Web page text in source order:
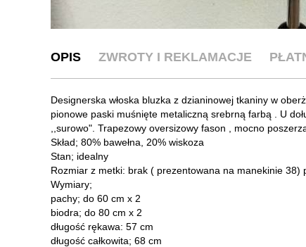
OPIS ZWROTY I REKLAMACJE
Designerska włoska bluzka z dzianinowej tkaniny w
pionowe paski muśnięte metaliczną srebrną farbą . U
,,surowo". Trapezowy oversizowy fason , mocno
Skład; 80% bawełna, 20% wiskoza
Stan; idealny
Rozmiar z metki: brak ( prezentowana na manekinie 38)
Wymiary;
pachy; do 60 cm x 2
biodra; do 80 cm x 2
długość rękawa: 57 cm
długość całkowita; 68 cm